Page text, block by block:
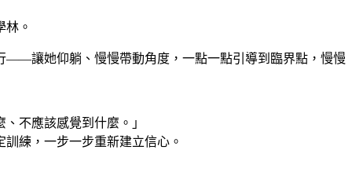
。
——讓她仰躺、慢慢帶動角度，一點一點引導到臨界點，慢慢
不應該感覺到什麼。」
練，一步一步重新建立信心。